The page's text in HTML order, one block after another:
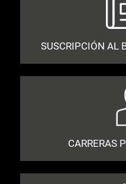
SUSCRIPCIÓN AL
CARRERAS